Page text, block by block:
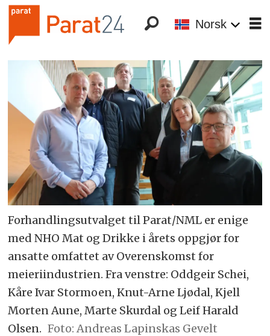
Norsk
Forhandlingsutvalget til Parat/NML er enige
med NHO Mat og Drikke i årets oppgjør for
ansatte omfattet av Overenskomst for
meieriindustrien. Fra venstre: Oddgeir Schei,
Kåre Ivar Stormoen, Knut-Arne Ljødal, Kjell
Morten Aune, Marte Skurdal og Leif Harald
Olsen. Foto: Andreas Lapinskas Gevelt